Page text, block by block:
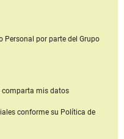
Personal por parte del Grupo
comparta mis datos
conforme su Política de